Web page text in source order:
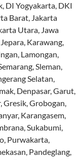
DI Yogyakarta, DKI
Barat, Jakarta
Utara, Jawa
Karawang,
Lamongan,
Sleman,
Selatan,
Denpasar, Garut,
Gresik, Grobogan,
Karangasem,
Sukabumi,
Purwakarta,
Pandeglang,